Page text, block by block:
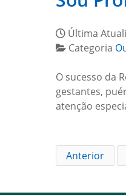
Última
Categoria
O sucesso da
gestantes,
atenção
Anterior